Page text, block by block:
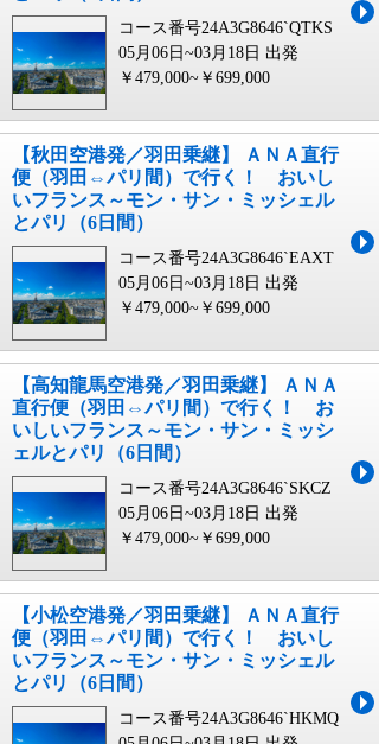
コース番号24A3G8646`QTKS
05月06日~03月18日 出発
￥479,000~￥699,000
【秋田空港発／羽田乗継】 ＡＮＡ直行
便（羽田⇔パリ間）で行く！ おいし
いフランス～モン・サン・ミッシェル
とパリ（6日間）
コース番号24A3G8646`EAXT
05月06日~03月18日 出発
￥479,000~￥699,000
【高知龍馬空港発／羽田乗継】 ＡＮＡ
直行便（羽田⇔パリ間）で行く！ お
いしいフランス～モン・サン・ミッシ
ェルとパリ（6日間）
コース番号24A3G8646`SKCZ
05月06日~03月18日 出発
￥479,000~￥699,000
【小松空港発／羽田乗継】 ＡＮＡ直行
便（羽田⇔パリ間）で行く！ おいし
いフランス～モン・サン・ミッシェル
とパリ（6日間）
コース番号24A3G8646`HKMQ